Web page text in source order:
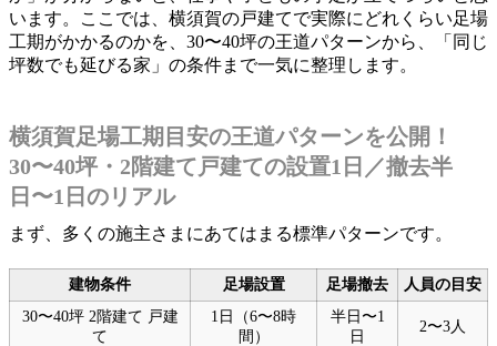
います。ここでは、横須賀の戸建てで実際にどれくらい足場
工期がかかるのかを、30〜40坪の王道パターンから、「同じ
坪数でも延びる家」の条件まで一気に整理します。
横須賀足場工期目安の王道パターンを公開！
30〜40坪・2階建て戸建ての設置1日／撤去半
日〜1日のリアル
まず、多くの施主さまにあてはまる標準パターンです。
建物条件 足場設置 足場撤去
人員の目安
30〜40坪 2階建て 戸建
て
1日（6〜8時
間）
半日〜1
日
2〜3人